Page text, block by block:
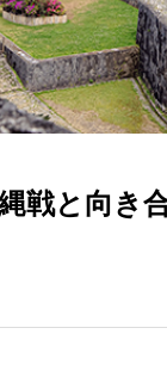
戦と向き